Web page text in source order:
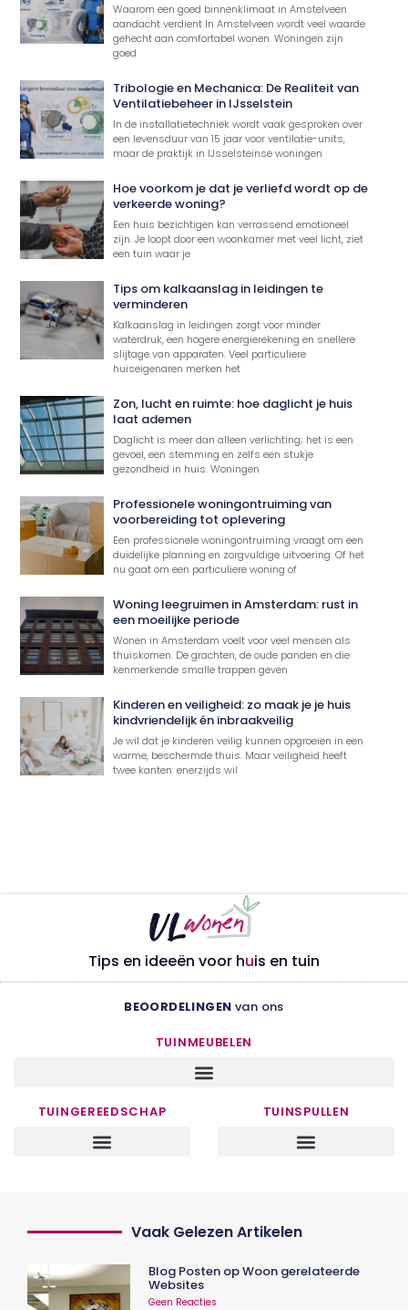
Waarom een goed binnenklimaat in Amstelveen
aandacht verdient In Amstelveen wordt veel waarde
gehecht aan comfortabel wonen. Woningen zijn
goed
Tribologie en Mechanica: De Realiteit van
Ventilatiebeheer in IJsselstein
In de installatietechniek wordt vaak gesproken over
een levensduur van 15 jaar voor ventilatie-units,
maar de praktijk in IJsselsteinse woningen
Hoe voorkom je dat je verliefd wordt op de
verkeerde woning?
Een huis bezichtigen kan verrassend emotioneel
zijn. Je loopt door een woonkamer met veel licht, ziet
een tuin waar je
Tips om kalkaanslag in leidingen te
verminderen
Kalkaanslag in leidingen zorgt voor minder
waterdruk, een hogere energierekening en snellere
slijtage van apparaten. Veel particuliere
huiseigenaren merken het
Zon, lucht en ruimte: hoe daglicht je huis
laat ademen
Daglicht is meer dan alleen verlichting; het is een
gevoel, een stemming en zelfs een stukje
gezondheid in huis. Woningen
Professionele woningontruiming van
voorbereiding tot oplevering
Een professionele woningontruiming vraagt om een
duidelijke planning en zorgvuldige uitvoering. Of het
nu gaat om een particuliere woning of
Woning leegruimen in Amsterdam: rust in
een moeilijke periode
Wonen in Amsterdam voelt voor veel mensen als
thuiskomen. De grachten, de oude panden en die
kenmerkende smalle trappen geven
Kinderen en veiligheid: zo maak je je huis
kindvriendelijk én inbraakveilig
Je wil dat je kinderen veilig kunnen opgroeien in een
warme, beschermde thuis. Maar veiligheid heeft
twee kanten: enerzijds wil
Tips en ideeën voor huis en tuin
BEOORDELINGEN van ons
TUINMEUBELEN
TUINGEREEDSCHAP TUINSPULLEN
Vaak Gelezen Artikelen
Blog Posten op Woon gerelateerde
Websites
Geen Reacties